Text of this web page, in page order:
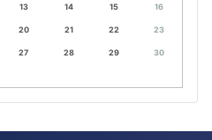
13 14 15 16
20 21 22 23
27 28 29 30